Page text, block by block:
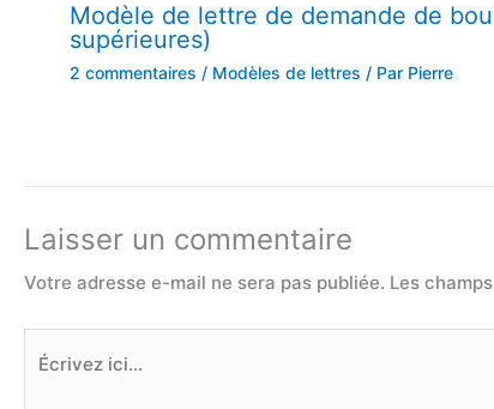
Modèle de lettre de demande de
supérieures)
2 commentaires / Modèles de lettres / Par Pierre
Laisser un commentaire
Votre adresse e-mail ne sera pas publiée. Les
Écrivez